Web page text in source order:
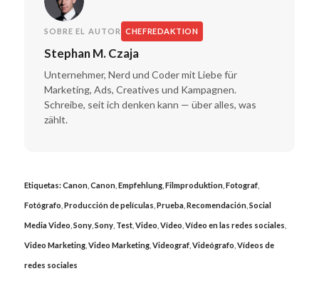
SOBRE EL AUTOR CHEFREDAKTION
Stephan M. Czaja
Unternehmer, Nerd und Coder mit Liebe für
Marketing, Ads, Creatives und Kampagnen.
Schreibe, seit ich denken kann — über alles, was
zählt.
Etiquetas:Canon, Canon, Empfehlung, Filmproduktion, Fotograf,
Fotógrafo Producción de películas Prueba, Recomendación, Social
Media Video Sony, Sony, Test, Video Vídeo Vídeo en las redes sociales
Video Marketing, Video Marketing, Videograf, Videógrafo Vídeos de
redes sociales